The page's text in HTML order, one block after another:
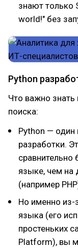
знают только
world!" без
Python
Что важно знать
поиска:
Python — один
разработки.
сравнительно
языке, чем на
(например
Но именно из-
языка (его
простеньких
Platform), вы